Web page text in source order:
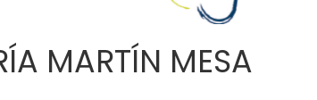
MARTÍN MESA